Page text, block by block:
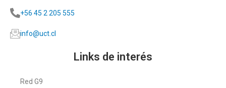
+56 45 2 205 555
info@uct.cl
Links de interés
Red G9